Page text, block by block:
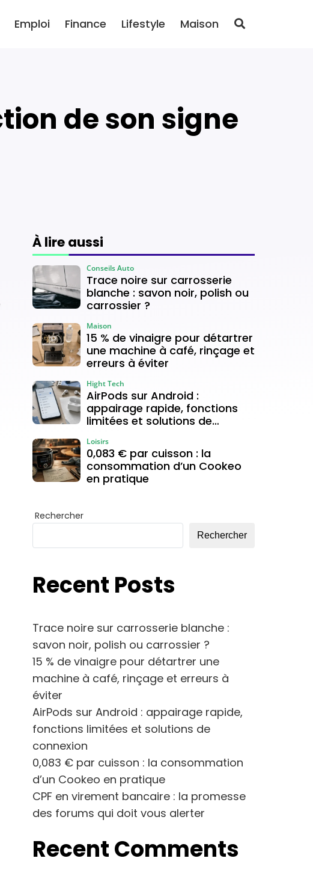
Emploi Finance Lifestyle Maison
À lire aussi
Trace noire sur carrosserie
blanche : savon noir, polish ou
carrossier ?
Conseils Auto
15 % de vinaigre pour détartrer
une machine à café, rinçage et
erreurs à éviter
Maison
AirPods sur Android :
appairage rapide, fonctions
limitées et solutions de
Hight Tech
0,083 € par cuisson : la
consommation d’un Cookeo
en pratique
Loisirs
Rechercher
Rechercher
Recent Posts
Trace noire sur carrosserie blanche :
savon noir, polish ou carrossier ?
15 % de vinaigre pour détartrer une
machine à café, rinçage et erreurs à
éviter
AirPods sur Android : appairage rapide,
fonctions limitées et solutions de
connexion
0,083 € par cuisson : la consommation
d’un Cookeo en pratique
CPF en virement bancaire : la promesse
des forums qui doit vous alerter
Recent Comments